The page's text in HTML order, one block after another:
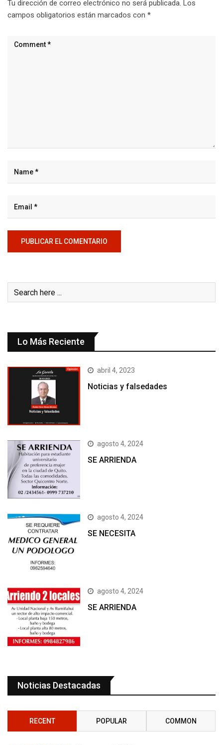
Tu dirección de correo electrónico no será publicada. Los
campos obligatorios están marcados con *
Lo Más Reciente
abril 4, 2023
Noticias y falsedades
agosto 4, 2024
SE ARRIENDA
agosto 4, 2024
SE NECESITA
agosto 4, 2024
SE ARRIENDA
Noticias Destacadas
RECENT POPULAR COMMON